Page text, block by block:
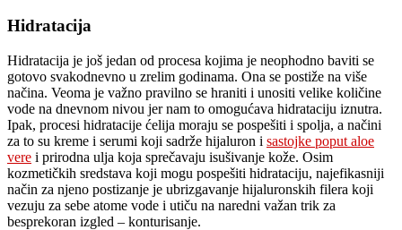
Hidratacija
Hidratacija je još jedan od procesa kojima je neophodno baviti se
gotovo svakodnevno u zrelim godinama. Ona se postiže na više
načina. Veoma je važno pravilno se hraniti i unositi velike količine
vode na dnevnom nivou jer nam to omogućava hidrataciju iznutra.
Ipak, procesi hidratacije ćelija moraju se pospešiti i spolja, a načini
za to su kreme i serumi koji sadrže hijaluron i sastojke poput aloe
vere i prirodna ulja koja sprečavaju isušivanje kože. Osim
kozmetičkih sredstava koji mogu pospešiti hidrataciju, najefikasniji
način za njeno postizanje je ubrizgavanje hijaluronskih filera koji
vezuju za sebe atome vode i utiču na naredni važan trik za
besprekoran izgled – konturisanje.